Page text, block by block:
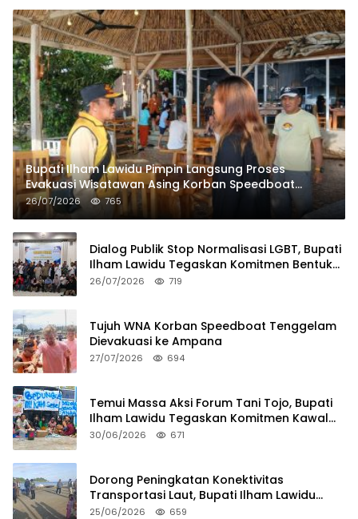
Bupati Ilham Lawidu Pimpin Langsung Proses
Evakuasi Wisatawan Asing Korban Speedboat
Tenggelam
26/07/2026 765
Dialog Publik Stop Normalisasi LGBT, Bupati
Ilham Lawidu Tegaskan Komitmen Bentuk
Tim Khusus Regulasi Daerah
26/07/2026 719
Tujuh WNA Korban Speedboat Tenggelam
Dievakuasi ke Ampana
27/07/2026 694
Temui Massa Aksi Forum Tani Tojo, Bupati
Ilham Lawidu Tegaskan Komitmen Kawal
Persoalan Sertifikat Lahan
30/06/2026 671
Dorong Peningkatan Konektivitas
Transportasi Laut, Bupati Ilham Lawidu
Tinjau Langsung Rencana Pembangunan
25/06/2026 659